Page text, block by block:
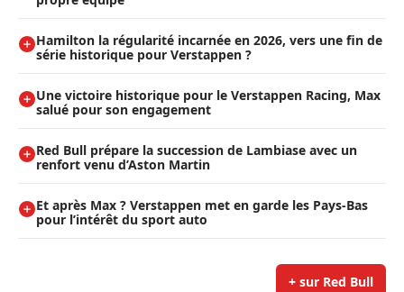
Hamilton la régularité incarnée en 2026, vers une fin de
série historique pour Verstappen ?
Une victoire historique pour le Verstappen Racing, Max
salué pour son engagement
Red Bull prépare la succession de Lambiase avec un
renfort venu d’Aston Martin
Et après Max ? Verstappen met en garde les Pays-Bas
pour l’intérêt du sport auto
+ sur Red Bull